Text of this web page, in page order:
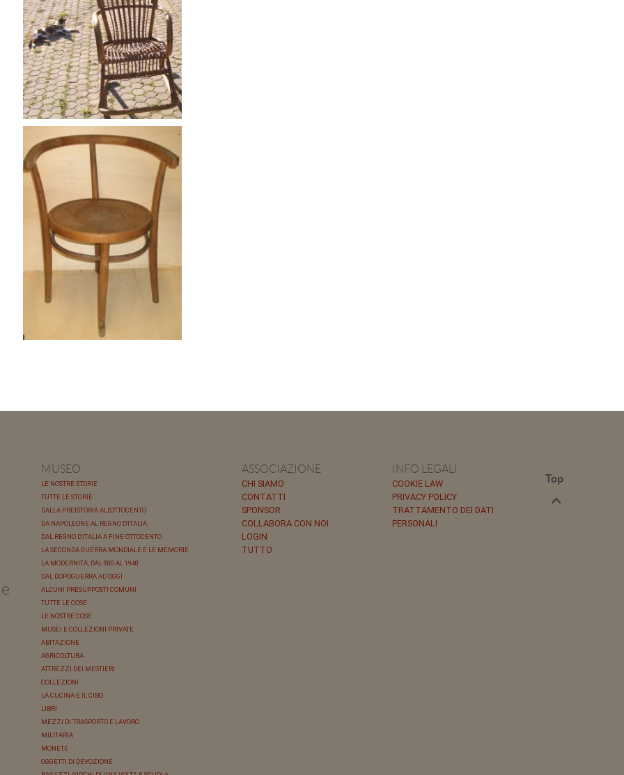
MUSEO
LE NOSTRE STORIE
TUTTE LE STORIE
DALLA PREISTORIA ALL'OTTOCENTO
DA NAPOLEONE AL REGNO D'ITALIA
DAL REGNO D'ITALIA A FINE OTTOCENTO
LA SECONDA GUERRA MONDIALE E LE MEMORIE
LA MODERNITÀ, DAL 900 AL 1940
DAL DOPOGUERRA AD OGGI
ALCUNI PRESUPPOSTI COMUNI
TUTTE LE COSE
LE NOSTRE COSE
MUSEI E COLLEZIONI PRIVATE
ABITAZIONE
AGRICOLTURA
ATTREZZI DEI MESTIERI
COLLEZIONI
LA CUCINA E IL CIBO
LIBRI
MEZZI DI TRASPORTO E LAVORO
MILITARIA
MONETE
OGGETTI DI DEVOZIONE
ASSOCIAZIONE
CHI SIAMO
CONTATTI
SPONSOR
COLLABORA CON NOI
LOGIN
TUTTO
INFO LEGALI
COOKIE LAW
PRIVACY POLICY
TRATTAMENTO DEI DATI
PERSONALI
Top